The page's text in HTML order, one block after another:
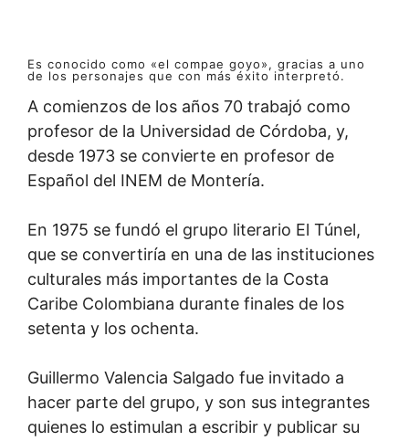
Es conocido como «el compae goyo», gracias a uno
de los personajes que con más éxito interpretó.
A comienzos de los años 70 trabajó como
profesor de la Universidad de Córdoba, y,
desde 1973 se convierte en profesor de
Español del INEM de Montería.
En 1975 se fundó el grupo literario El Túnel,
que se convertiría en una de las instituciones
culturales más importantes de la Costa
Caribe Colombiana durante finales de los
setenta y los ochenta.
Guillermo Valencia Salgado fue invitado a
hacer parte del grupo, y son sus integrantes
quienes lo estimulan a escribir y publicar su